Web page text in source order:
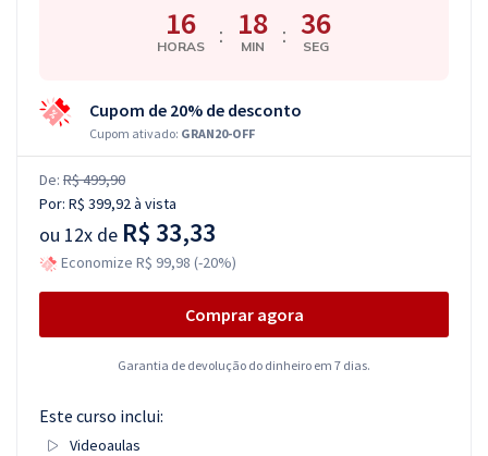
16
HORAS : 18
MIN : 35
SEG
Cupom de 20% de desconto
Cupom ativado: GRAN20-OFF
De: R$ 499,90
Por: R$ 399,92à vista
ou 12x de R$ 33,33
Economize R$ 99,98 (-20%)
Comprar agora
Garantia de devolução do dinheiro em 7 dias.
Este curso inclui:
Videoaulas